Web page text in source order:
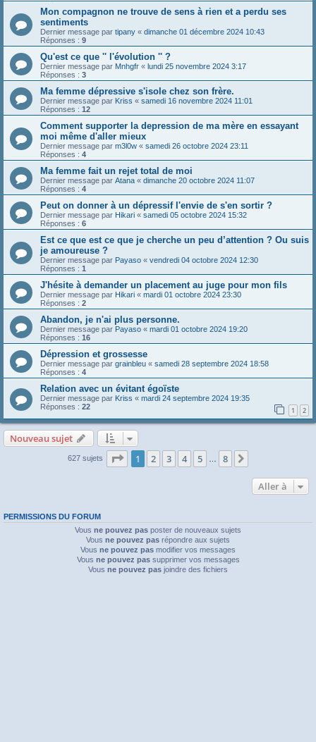
Mon compagnon ne trouve de sens à rien et a perdu ses
sentiments
Dernier message par tipany « dimanche 01 décembre 2024 10:43
Réponses : 9
Qu'est ce que '' l'évolution '' ?
Dernier message par Mnhgfr « lundi 25 novembre 2024 3:17
Réponses : 3
Ma femme dépressive s'isole chez son frère.
Dernier message par Kriss « samedi 16 novembre 2024 11:01
Réponses : 12
Comment supporter la depression de ma mère en essayant
moi même d'aller mieux
Dernier message par m3l0w « samedi 26 octobre 2024 23:11
Réponses : 4
Ma femme fait un rejet total de moi
Dernier message par Atana « dimanche 20 octobre 2024 11:07
Réponses : 4
Peut on donner à un dépressif l'envie de s'en sortir ?
Dernier message par Hikari « samedi 05 octobre 2024 15:32
Réponses : 6
Est ce que est ce que je cherche un peu d’attention ? Ou suis
je amoureuse ?
Dernier message par Payaso « vendredi 04 octobre 2024 12:30
Réponses : 1
J'hésite à demander un placement au juge pour mon fils
Dernier message par Hikari « mardi 01 octobre 2024 23:30
Réponses : 2
Abandon, je n'ai plus personne.
Dernier message par Payaso « mardi 01 octobre 2024 19:20
Réponses : 16
Dépression et grossesse
Dernier message par grainbleu « samedi 28 septembre 2024 18:58
Réponses : 4
Relation avec un évitant égoïste
Dernier message par Kriss « mardi 24 septembre 2024 19:35
Réponses : 22 1 2
Nouveau sujet
627 sujets Page 1sur8
1 2 3 4 5 8
Aller à
PERMISSIONS DU FORUM
Vous ne pouvez pas poster de nouveaux sujets
Vous ne pouvez pas répondre aux sujets
Vous ne pouvez pas modifier vos messages
Vous ne pouvez passupprimer vos messages
Vous ne pouvez pas joindre des fichiers